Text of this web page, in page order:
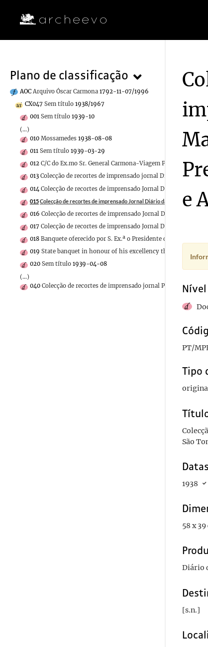
Plano de classificação
AOC Arquivo Óscar Carmona 1792-11-07/1996
CX047 Sem título 1938/1967
001 Sem título 1939-10
(...)
010 Mossamedes 1938-08-08
011 Sem título 1939-03-29
012 C/C do Ex.mo Sr. General Carmona-Viagem Presidencial aos
013 Colecção de recortes de imprensado jornal Diário da
014 Colecção de recortes de imprensado Jornal Diário da
015Colecção de recortes de imprensado Jornal Diário da Manhã sobre a
016 Colecção de recortes de imprensado Jornal Diário da
017 Colecção de recortes de imprensado Jornal Diário da
018 Banquete oferecido por S. Ex.ª o Presidente da República
019 State banquet in honour of his excellency the President of
020 Sem título 1939-04-08
(...)
040 Colecção de recortes de imprensado jornal Primeiro de
e
PT/
Tipo
São
1938
58 x 39
Diário
[s.n.]